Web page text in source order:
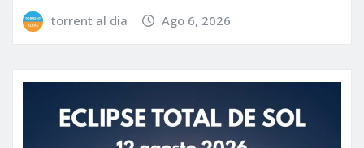
torrent al dia Ago 6, 2026